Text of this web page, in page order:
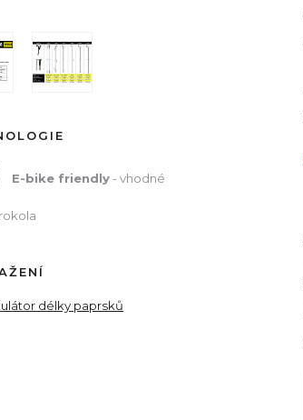
E-bike friendly - vhodné
délky paprsků